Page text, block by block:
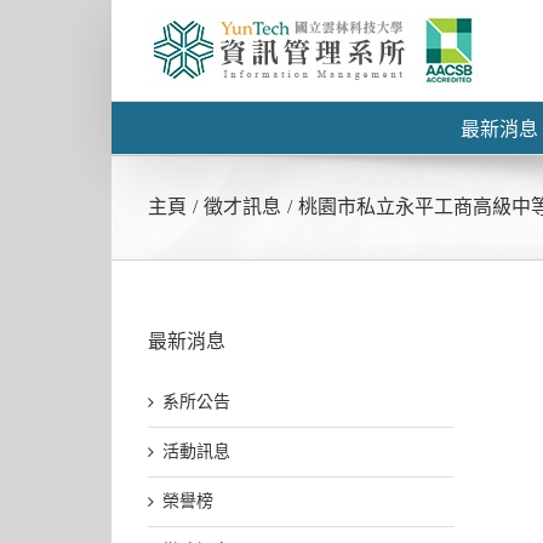
最新消息
主頁 / 徵才訊息 / 桃園市私立永平工商高級中
最新消息
系所公告
活動訊息
榮譽榜